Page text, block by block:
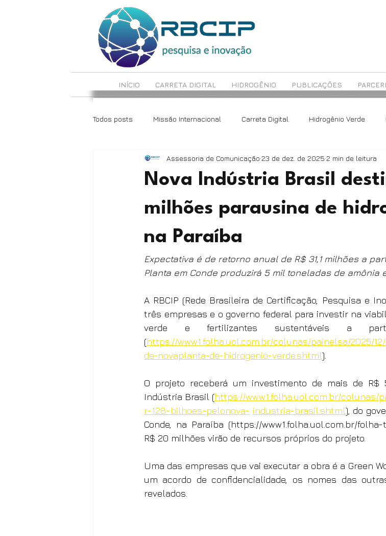
INÍCIO CARRETA DIGITAL HIDROGÊNIO PUBLICAÇÕES
Todos posts Missão Internacional Carreta Digital Hidrogênio Verde
LabCrie e LabInova Reciclotech Avaliação Educacional Rede
Nova Indústria Brasil
milhões parausina de
na Paraíba
Assessoria de Comunicação 23 de dez. de 2025 2 min de leitura
Expectativa é de retorno anual de R$ 31,1 milhões a
Planta em Conde produzirá 5 mil toneladas de amônia
A RBCIP (Rede Brasileira de Certificação, Pesquisa e
três empresas e o governo federal para investir na
verde e fertilizantes sustentáveis a
(https://www1.folha.uol.com.br/colunas/painelsa/2025/
de-novaplanta-de-hidrogenio-verde.shtml).
O projeto receberá um investimento de mais de R$
Indústria Brasil (https://www1.folha.uol.com.br/colunas/
r-128-bilhoes-pelonova- industria-brasil.shtml), do
Conde, na Paraíba (https://www1.folha.uol.com.br/
R$ 20 milhões virão de recursos próprios do projeto.
Uma das empresas que vai executar a obra é a Green
um acordo de confidencialidade, os nomes das
revelados.